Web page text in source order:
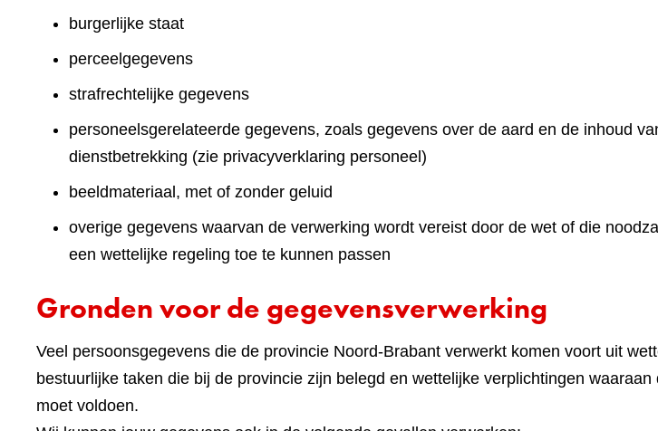
burgerlijke staat
perceelgegevens
strafrechtelijke gegevens
personeelsgerelateerde gegevens, zoals gegevens over de aard en de inhoud
dienstbetrekking (zie privacyverklaring personeel)
beeldmateriaal, met of zonder geluid
overige gegevens waarvan de verwerking wordt vereist door de wet of die
een wettelijke regeling toe te kunnen passen
Gronden voor de gegevensverwerking
Veel persoonsgegevens die de provincie Noord-Brabant verwerkt komen voort uit
bestuurlijke taken die bij de provincie zijn belegd en wettelijke verplichtingen waaraan
moet voldoen.